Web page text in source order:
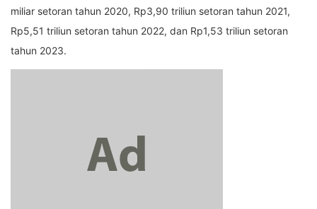
miliar setoran tahun 2020, Rp3,90 triliun setoran tahun 2021,
Rp5,51 triliun setoran tahun 2022, dan Rp1,53 triliun setoran
tahun 2023.